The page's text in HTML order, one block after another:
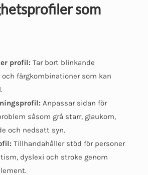
som
profil: Tar bort blinkande
färgkombinationer som kan
Anpassar sidan för
såsom grå starr, glaukom,
och nedsatt syn.
Tillhandahåller stöd för personer
dyslexi och stroke genom